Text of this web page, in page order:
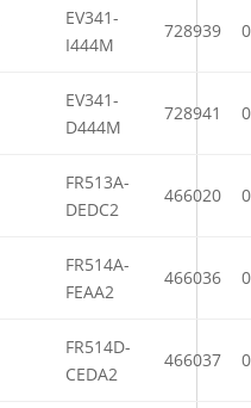
EV341-
I444M
728939
EV341-
D444M
728941
FR513A-
DEDC2
466020
FR514A-
FEAA2
466036
FR514D-
CEDA2
466037